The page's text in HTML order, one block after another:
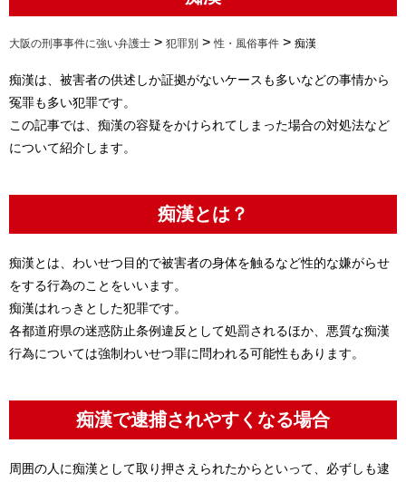
大阪の刑事事件に強い弁護士 > 犯罪別 >性・風俗事件 > 痴漢
痴漢は、被害者の供述しか証拠がないケースも多いなどの事情から
冤罪も多い犯罪です。
この記事では、痴漢の容疑をかけられてしまった場合の対処法など
について紹介します。
痴漢とは？
痴漢とは、わいせつ目的で被害者の身体を触るなど性的な嫌がらせ
をする行為のことをいいます。
痴漢はれっきとした犯罪です。
各都道府県の迷惑防止条例違反として処罰されるほか、悪質な痴漢
行為については強制わいせつ罪に問われる可能性もあります。
痴漢で逮捕されやすくなる場合
周囲の人に痴漢として取り押さえられたからといって、必ずしも逮